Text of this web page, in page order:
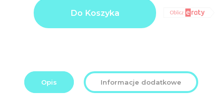
Product
price
total:
PLN
CHOPPER
Do Koszyka
Opis Informacje dodatkowe